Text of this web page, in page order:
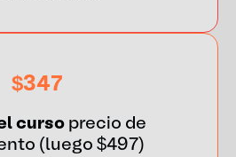
$347
curso precio de
(luego $497)